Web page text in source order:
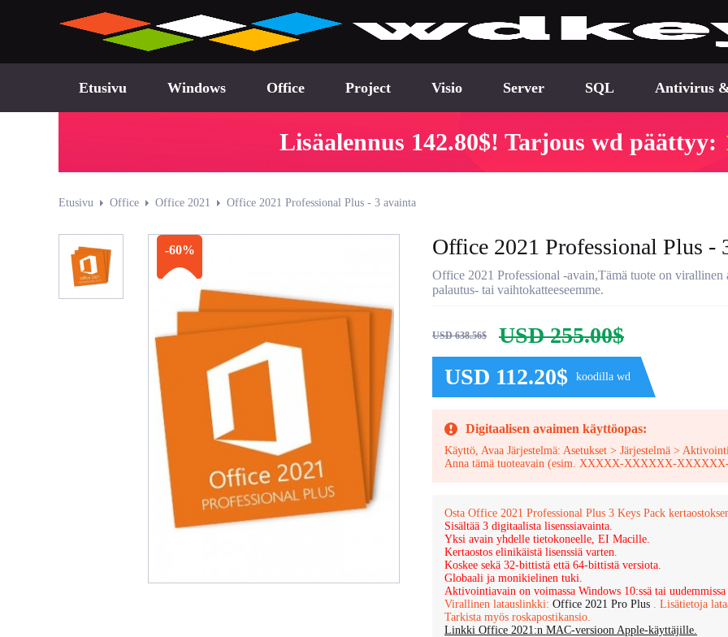
Etusivu Windows Office Project Visio Server SQL Antivirus
Lisäalennus 142.80$! Tarjous wd päättyy:
Etusivu Office Office 2021 Office 2021 Professional Plus - 3 avainta
-60% Office 2021 Professional Plus -
Office 2021 Professional -avain,Tämä tuote on
palautus- tai vaihtokatteeseemme.
USD 638.56$
USD 255.00$
USD 112.20$
koodilla wd
Digitaalisen avaimen käyttöopas:
Käyttö, Avaa Järjestelmä: Asetukset > Järjestelmä >
Anna tämä tuoteavain (esim. XXXXX-XXXXXX-
Osta Office 2021 Professional Plus 3 Keys Pack
Sisältää 3 digitaalista lisenssiavainta.
Yksi avain yhdelle tietokoneelle, EI Macille.
Kertaostos elinikäistä lisenssiä varten.
Koskee sekä 32-bittistä että 64-bittistä versiota.
Globaali ja monikielinen tuki.
Aktivointiavain on voimassa Windows 10:ssä tai uudemmissa
Virallinen latauslinkki: Office 2021 Pro Plus . Lisätietoja
Tarkista myös roskapostikansio.
Linkki Office 2021:n MAC-versioon Apple-käyttäjille.